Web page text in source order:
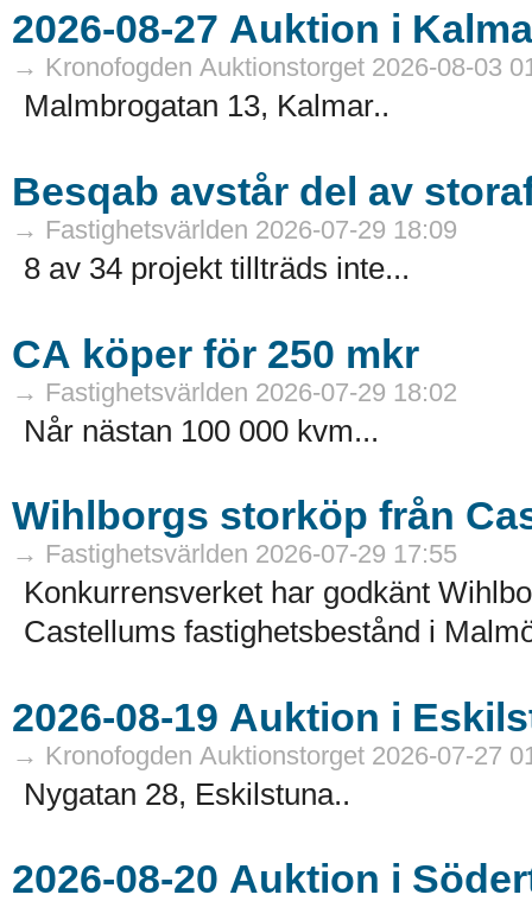
→ Kronofogden Auktionstorget 2026-08-03
Malmbrogatan 13, Kalmar..
Besqab avstår del av
→ Fastighetsvärlden 2026-07-29 18:09
8 av 34 projekt tillträds inte...
CA köper för 250 mkr
→ Fastighetsvärlden 2026-07-29 18:02
Når nästan 100 000 kvm...
Wihlborgs storköp från
→ Fastighetsvärlden 2026-07-29 17:55
Konkurrensverket har godkänt
Castellums fastighetsbestånd i
→ Kronofogden Auktionstorget 2026-07-27
Nygatan 28, Eskilstuna..